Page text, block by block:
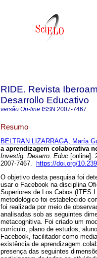
RIDE. Revista
Desarrollo Educativo
versão On-line ISSN 2007-7467
Resumo
BELTRAN LIZARRAGA, María
a aprendizagem colaborativa
Investig. Desarro. Educ [online].
2007-7467.
https://doi.org/
O objetivo desta pesquisa foi
usar o Facebook na disciplina
Superiores de Los Cabos (ITES
metodológico foi estabelecido
foi realizada por meio de
analisadas sob as seguintes
metacognitiva. Foi criado um
currículo, plano de estudos,
Facebook, facilitador como
existência de aprendizagem
presença das seguintes